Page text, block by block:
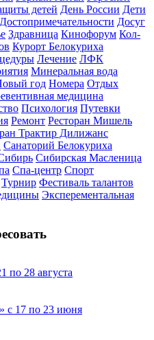
детей День России Дети
Достопримечательности Досуг
Здравница Кинофорум Кол-
Курорт Белокуриха
Лечение ЛФК
Минеральная вода
год Номера Отдых
медицина
Психология Путевки
Ремонт Ресторан Мишель
Трактир Дилижанс
Санаторий Белокуриха
Сибирская Масленица
Спа-центр Спорт
Турнир Фестиваль талантов
Эксперементальная
по 28 августа
с 17 по 23 июня